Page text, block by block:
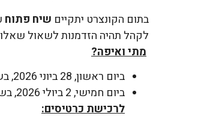
בתום הקונצרט יתקיים שיח פתוח
לקהל תהיה הזדמנות לשאול
מתי ואיפה?
ביום ראשון, 28 ביוני 2026, בשעה 20:00 בית האופרה – המשכן לאמנויות, תל-אביב
ביום חמישי, 2 ביולי 2026, בשעה 20:00 היכל התרבות ראשון לציון
לרכישת כרטיסים: